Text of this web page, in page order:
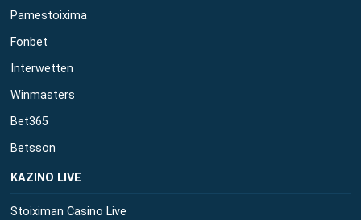
Pamestoixima
Fonbet
Interwetten
Winmasters
Bet365
Betsson
ΚΑΖΙΝΟ LIVE
Stoiximan Casino Live